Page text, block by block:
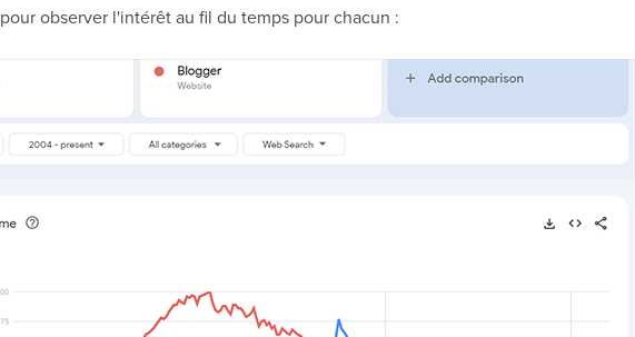
pour observer l'intérêt au fil du temps pour chacun :